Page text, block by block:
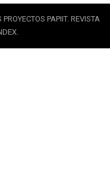
PAPIIT. REVISTA